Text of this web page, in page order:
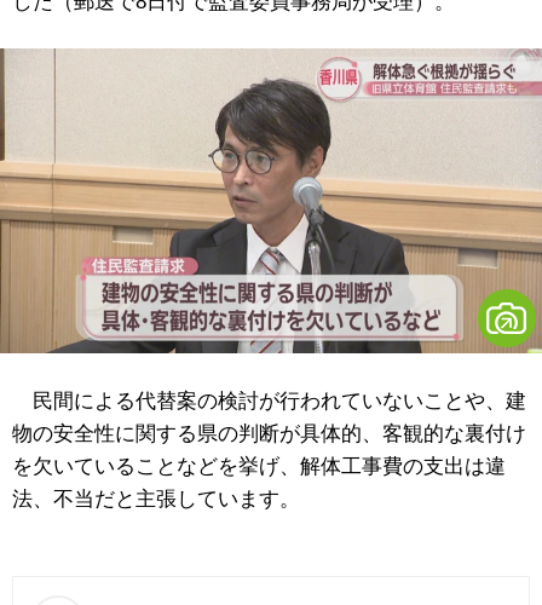
民間による代替案の検討が行われていないことや、建
物の安全性に関する県の判断が具体的、客観的な裏付け
を欠いていることなどを挙げ、解体工事費の支出は違
法、不当だと主張しています。